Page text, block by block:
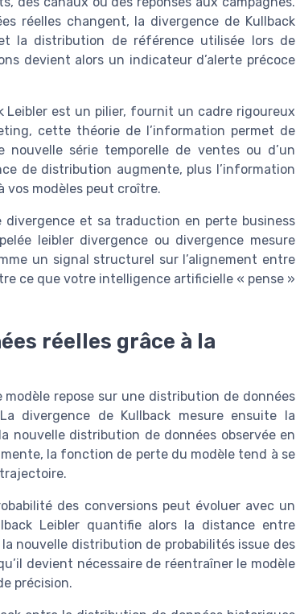
réelles changent, la divergence de Kullback
la distribution de référence utilisée lors de
devient alors un indicateur d’alerte précoce
Leibler est un pilier, fournit un cadre rigoureux
cette théorie de l’information permet de
nouvelle série temporelle de ventes ou d’un
de distribution augmente, plus l’information
vos modèles peut croître.
et sa traduction en perte business
leibler divergence ou divergence mesure
un signal structurel sur l’alignement entre
ce que votre intelligence artificielle « pense »
réelles grâce à la
repose sur une distribution de données
divergence de Kullback mesure ensuite la
distribution de données observée en
la fonction de perte du modèle tend à se
des conversions peut évoluer avec un
Leibler quantifie alors la distance entre
nouvelle distribution de probabilités issue des
devient nécessaire de réentraîner le modèle
précision.